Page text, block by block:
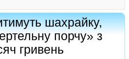
шахрайку,
порчу» з
гривень